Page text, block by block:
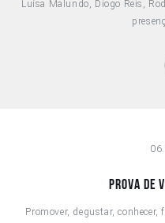
Luísa Malundo, Diogo Reis,
PROVA DE
Promover, degustar,